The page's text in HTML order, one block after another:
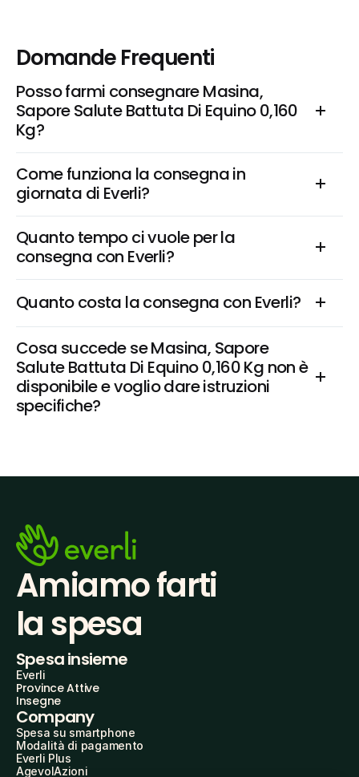
Domande Frequenti
Posso farmi consegnare Masina,
Sapore Salute Battuta Di Equino 0,160
Kg?
Come funziona la consegna in
giornata di Everli?
Quanto tempo ci vuole per la
consegna con Everli?
Quanto costa la consegna con Everli?
Cosa succede se Masina, Sapore
Salute Battuta Di Equino 0,160 Kg non è
disponibile e voglio dare istruzioni
specifiche?
Amiamo farti
la spesa
Spesa insieme
Everli
Province Attive
Insegne
Company
Spesa su smartphone
Modalità di pagamento
Everli Plus
AgevolAzioni